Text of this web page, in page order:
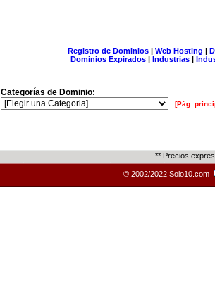
Registro de Dominios| Web Hosting |
Dominios Expirados | Industrias |
Categorías de Dominio:
[Pág.
** Precios
© 2002/2022 Solo10.com